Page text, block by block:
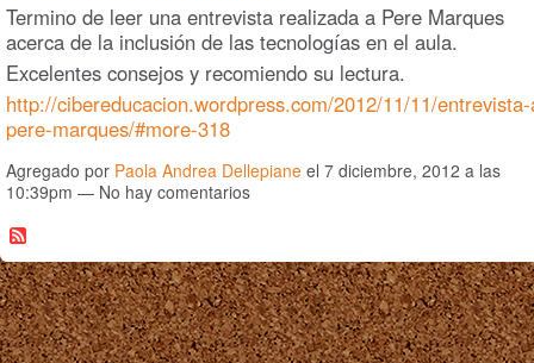
Termino de leer una entrevista realizada a Pere Marques
acerca de la inclusión de las tecnologías en el aula.
Excelentes consejos y recomiendo su lectura.
http://cibereducacion.wordpress.com/2012/11/11/
pere-marques/#more-318
Agregado por Paola Andrea Dellepiane el 7 diciembre, 2012 a las
10:39pm — No hay comentarios